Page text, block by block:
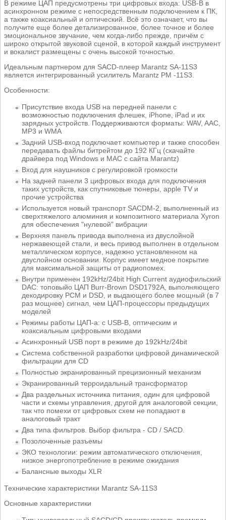
В режиме ЦАП предусмотрены три цифровых входа: USB-B в
асинхронном режиме с непосредственным подключением к ПК,
а также коаксиальный и оптический. Всё это означает, что вы
получите еще более детализированное, более точное и более
эмоциональное звучание, чем когда-либо прежде, причём с
широко открытой звуковой сценой, в которой каждый инструмент
и вокалист размещены с очень высокой точностью.
Идеальным партнером для SACD-плеер Marantz SA-11S3
является интегрированный усилитель Marantz PM -11S3.
Особенности:
Присутствие входа USB на передней панели с
возможностью подключения флешек, iPhone, iPad и их
зарядных устройств. Поддерживаются форматы: WAV, AAC,
MP3 и WMA
Задний USB-вход подключает компьютер и также способен
передавать файлы битрейтом до 192 КГц (скачайте
драйвера под Windows и MAC с сайта Marantz)
Вход для наушников с регулировкой громкости
На задней панели 3 цифровых входа для подключения
таких устройств, как спутниковые тюнеры, apple TV и
прочие устройства
Используется новый транспорт SACDM-2, выполненный из
сверхтяжелого алюминия и композитного материала Xyron
для обеспечения "нулевой" вибрации
Верхняя панель привода выполнена из двуслойной
нержавеющей стали, и весь привод выполнен в отдельном
металлическом корпусе, надежно установленном на
двуслойном основании. Корпус имеет медное покрытие
для максимальной защиты от радиопомех.
Внутри применен 192kHz/24bit High Current аудиофильский
DAC: топовыйо ЦАП Burr-Brown DSD1792A, выполняющего
декодировку PCM и DSD, и выдающего более мощный (в 7
раз мощнее) сигнал, чем ЦАП-процессоры предыдущих
моделей
Режимы работы ЦАП-а: с USB-B, оптическим и
коаксиальным цифровыми входами
Асинхронный USB порт в режиме до 192kHz/24bit
Система собственной разработки цифровой динамической
фильтрации для CD
Полностью экранированный прецизионный механизм
Экранированный терроидальный трансформатор
Два раздельных источника питания, один для цифровой
части и схемы управления, другой для аналоговой секции,
так что помехи от цифровых схем не попадают в
аналоговый тракт
Два типа фильтров. Выбор фильтра - CD / SACD.
Позолоченные разъемы
ЭКО технологии: режим автоматического отключения,
низкое энергопотребление в режиме ожидания
Балансные выходы XLR
Технические характеристики Marantz SA-11S3
Основные характеристики